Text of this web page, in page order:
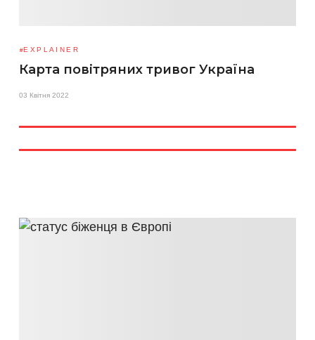
EXPLAINER
Карта повітряних тривог Україна
03 Квітня 2022